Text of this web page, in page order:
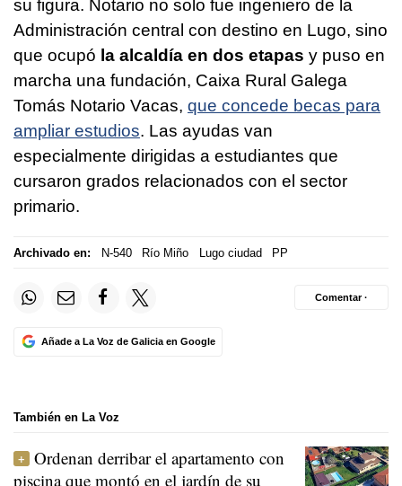
su figura. Notario no solo fue ingeniero de la
Administración central con destino en Lugo, sino
que ocupó la alcaldía en dos etapas y puso en
marcha una fundación, Caixa Rural Galega
Tomás Notario Vacas, que concede becas para
ampliar estudios. Las ayudas van
especialmente dirigidas a estudiantes que
cursaron grados relacionados con el sector
primario.
Archivado en: N-540 Río Miño Lugo ciudad PP
Añade a La Voz de Galicia en Google
Comentar ·
También en La Voz
Ordenan derribar el apartamento con
piscina que montó en el jardín de su